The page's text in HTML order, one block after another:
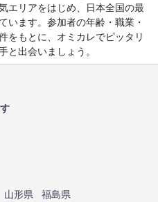
エリアをはじめ、日本全国の最
います。参加者の年齢・職業・
をもとに、オミカレでピッタリ
と出会いましょう。
山形県
福島県